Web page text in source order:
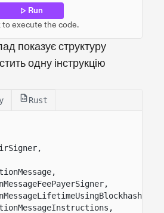
Run
to execute the code.
показує структуру
одну інструкцію
Rust